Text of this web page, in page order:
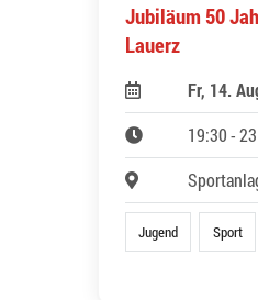
Jubiläum 50
Lauerz
Fr, 14.
19:30 -
Jugend Sport